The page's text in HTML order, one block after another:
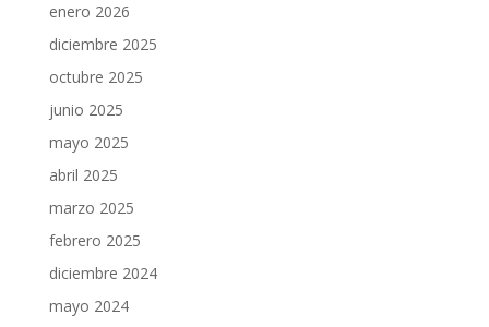
enero 2026
diciembre 2025
octubre 2025
junio 2025
mayo 2025
abril 2025
marzo 2025
febrero 2025
diciembre 2024
mayo 2024